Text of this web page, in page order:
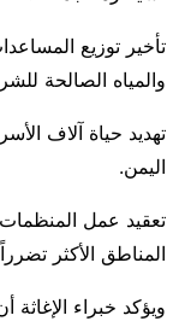
تأخير توزيع
والمياه الصالحة
تهديد حياة آلاف
اليمن.
تعقيد عمل
المناطق الأكثر
ويؤكد خبراء الإغاثة